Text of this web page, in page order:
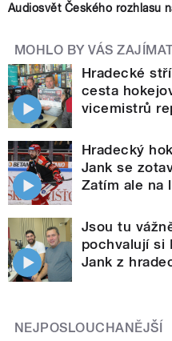
Audiosvět Českého rozhlasu
MOHLO BY VÁS
Hradecké
cesta
vicemistrů
Hradecký
Jank se
Zatím ale na
Jsou tu
pochvalují si
Jank z
NEJPOSLOUCHANĚJŠÍ